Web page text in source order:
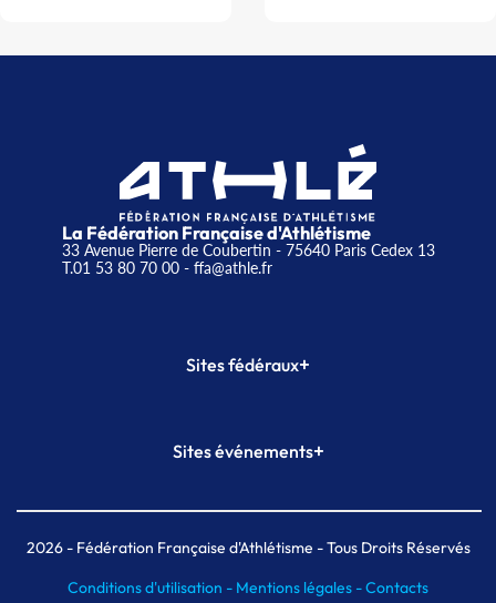
La Fédération Française d'Athlétisme
33 Avenue Pierre de Coubertin - 75640 Paris Cedex 13
T.01 53 80 70 00- ffa@athle.fr
Sites fédéraux+
Plateforme Formation
Sites événements+
Meeting de Paris indoor
MAIF Ekiden de Paris
2026- Fédération Française d'Athlétisme - Tous Droits Réservés
Conditions d'utilisation - Mentions légales -Contacts